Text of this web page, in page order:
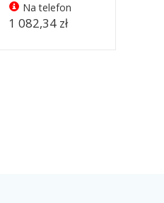
Na telefon
1 082,34 zł